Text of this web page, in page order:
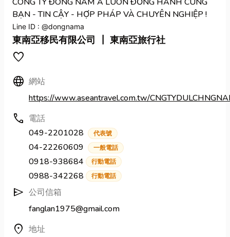
BẠN - TIN CẬY - HỢP PHÁP VÀ CHUYÊN NGHIỆP !
Line ID : @dongnama
東南亞移民有限公司 ┃ 東南亞旅行社
favorite
Language 網站
https://www.aseantravel.com.tw/
call 電話
049-2201028
代表號
04-22260609 一般電話
0918-938684 行動電話
0988-342268 行動電話
send 公司信箱
fanglan1975@gmail.com
location_on 地址